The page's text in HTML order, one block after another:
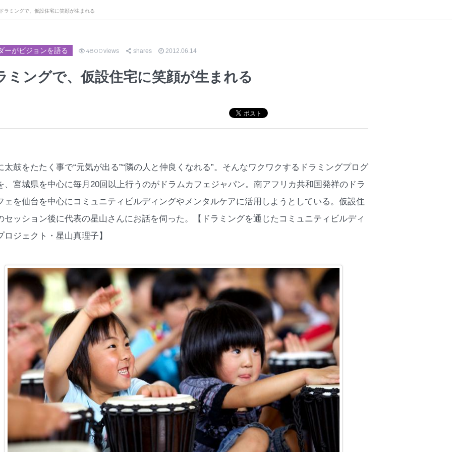
ラミングで、仮設住宅に笑顔が生まれる
ーがビジョンを語る 4800views shares 2012.06.14
ミングで、仮設住宅に笑顔が生まれる
太鼓をたたく事で“元気が出る”“隣の人と仲良くなれる”。そんなワクワクするドラミングプログ
、宮城県を中心に毎月20回以上行うのがドラムカフェジャパン。南アフリカ共和国発祥のドラ
ェを仙台を中心にコミュニティビルディングやメンタルケアに活用しようとしている。仮設住
セッション後に代表の星山さんにお話を伺った。【ドラミングを通じたコミュニティビルディ
ロジェクト・星山真理子】